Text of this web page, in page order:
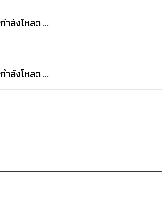
กำลังโหลด ...
กำลังโหลด ...